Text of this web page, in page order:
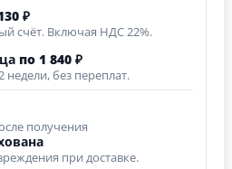
₽
счёт. Включая НДС 22%.
по 1 840 ₽
без переплат.
получения
при доставке.